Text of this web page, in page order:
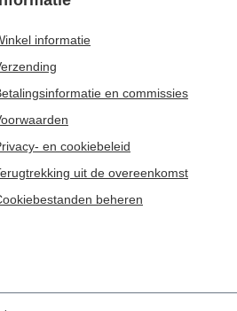
informatie
en commissies
en cookiebeleid
uit de overeenkomst
beheren